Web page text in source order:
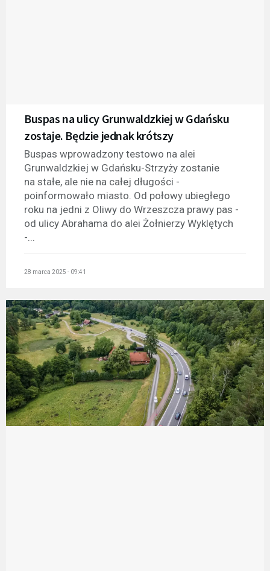
Buspas na ulicy Grunwaldzkiej w Gdańsku
zostaje. Będzie jednak krótszy
Buspas wprowadzony testowo na alei
Grunwaldzkiej w Gdańsku-Strzyży zostanie
na stałe, ale nie na całej długości -
poinformowało miasto. Od połowy ubiegłego
roku na jedni z Oliwy do Wrzeszcza prawy pas -
od ulicy Abrahama do alei Żołnierzy Wyklętych
-...
28 marca 2025 - 09:41